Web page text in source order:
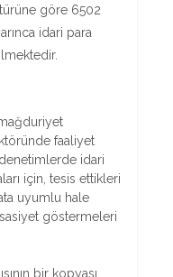
türüne göre 6502
idari para
faaliyet
idari
için, tesis ettikleri
uyumlu hale
göstermeleri
bir kopyası